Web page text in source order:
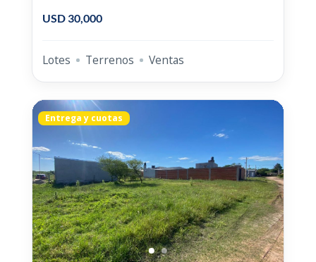
USD 30,000
Lotes Terrenos Ventas
Entrega y cuotas